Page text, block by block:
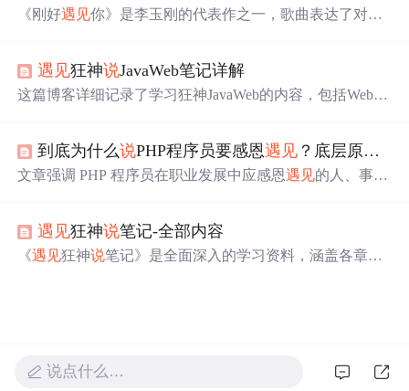
学习效果。
《刚好遇见你》是李玉刚的代表作之一，歌曲表达了对生
歌不仅是李玉刚音乐生涯的一个里程碑，也是他对粉丝和
生活中重要人物的感激之情的表达。
遇见狂神说JavaWeb笔记详解
这篇博客详细记录了学习狂神JavaWeb的内容，包括Web服
的深入解析，帮助读者掌握JavaWeb开发的关键技术。
到底为什么说PHP程序员要感恩遇见 ？底层原理是什么？
文章强调 PHP 程序员在职业发展中应感恩遇见的人、事、
原理，并给出在职业发展中感恩遇见
值、主动学习、寻求支持和分享等。
遇见狂神说笔记-全部内容
《遇见狂神说笔记》是全面深入的学习资料，涵盖各章节
说点什么…